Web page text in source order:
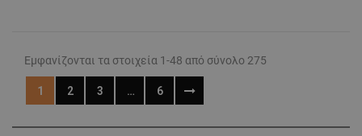
Εμφανίζονται τα στοιχεία 1-48 από σύνολο 275
1 2 3 … 6